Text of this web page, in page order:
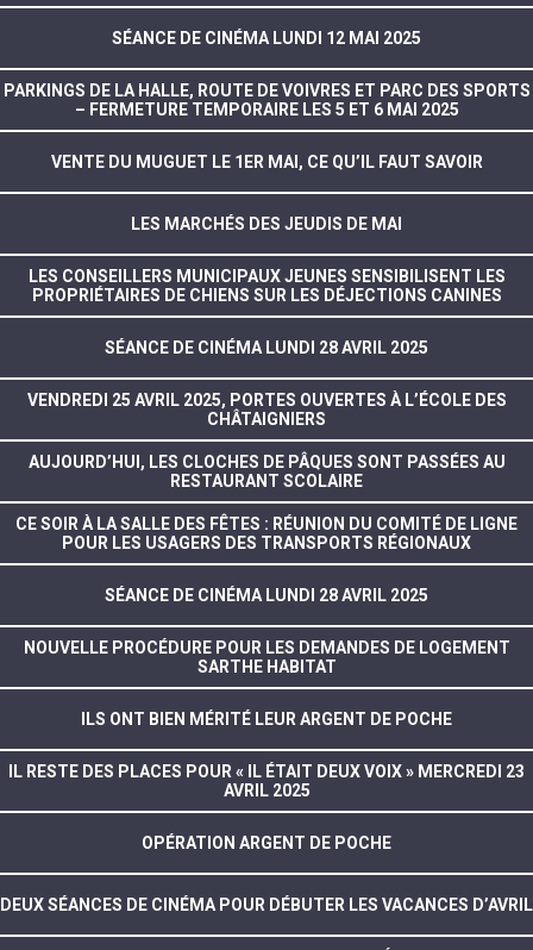
SÉANCE DE CINÉMA LUNDI 12 MAI 2025
PARKINGS DE LA HALLE, ROUTE DE VOIVRES ET PARC DES SPORTS
– FERMETURE TEMPORAIRE LES 5 ET 6 MAI 2025
VENTE DU MUGUET LE 1ER MAI, CE QU’IL FAUT SAVOIR
LES MARCHÉS DES JEUDIS DE MAI
LES CONSEILLERS MUNICIPAUX JEUNES SENSIBILISENT LES
PROPRIÉTAIRES DE CHIENS SUR LES DÉJECTIONS CANINES
SÉANCE DE CINÉMA LUNDI 28 AVRIL 2025
VENDREDI 25 AVRIL 2025, PORTES OUVERTES À L’ÉCOLE DES
CHÂTAIGNIERS
AUJOURD’HUI, LES CLOCHES DE PÂQUES SONT PASSÉES AU
RESTAURANT SCOLAIRE
CE SOIR À LA SALLE DES FÊTES : RÉUNION DU COMITÉ DE LIGNE
POUR LES USAGERS DES TRANSPORTS RÉGIONAUX
SÉANCE DE CINÉMA LUNDI 28 AVRIL 2025
NOUVELLE PROCÉDURE POUR LES DEMANDES DE LOGEMENT
SARTHE HABITAT
ILS ONT BIEN MÉRITÉ LEUR ARGENT DE POCHE
IL RESTE DES PLACES POUR « IL ÉTAIT DEUX VOIX » MERCREDI 23
AVRIL 2025
OPÉRATION ARGENT DE POCHE
DEUX SÉANCES DE CINÉMA POUR DÉBUTER LES VACANCES D’AVRIL